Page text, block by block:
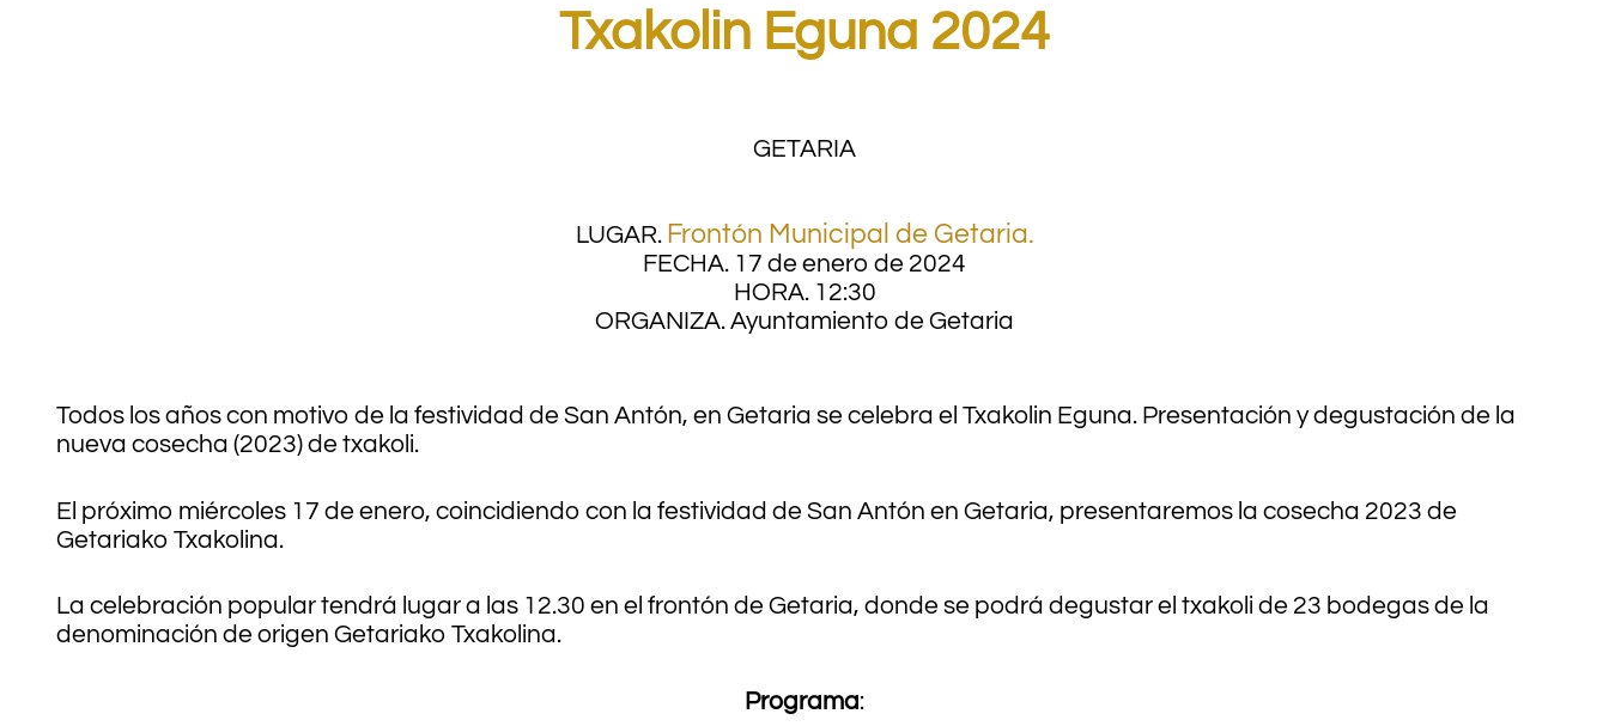
Txakolin Eguna 2024
GETARIA
LUGAR. Frontón Municipal de Getaria.
FECHA. 17 de enero de 2024
HORA. 12:30
ORGANIZA.Ayuntamiento de Getaria
Todos los años con motivo de la festividad de San Antón, en Getaria se celebra el Txakolin Eguna. Presentación y degustación de la
nueva cosecha (2023) de txakoli.
El próximo miércoles 17 de enero, coincidiendo con la festividad de San Antón en Getaria, presentaremos la cosecha 2023 de
Getariako Txakolina.
La celebración popular tendrá lugar a las 12.30 en el frontón de Getaria, donde se podrá degustar el txakoli de 23 bodegas de la
denominación de origen Getariako Txakolina.
Programa: